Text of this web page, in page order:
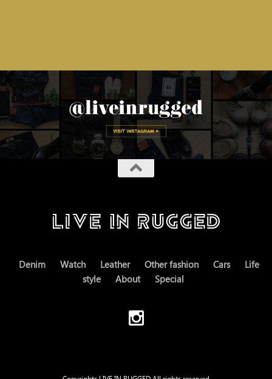
Denim Watch Leather Other fashion Cars
Life
style
About Special